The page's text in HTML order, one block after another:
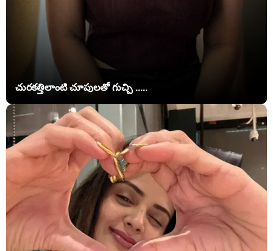
చురకత్తిలాంటి చూపులతో గుచ్చి .....